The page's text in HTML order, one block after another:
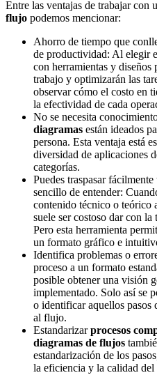
Entre las ventajas de trabajar con
flujo podemos mencionar:
Ahorro de tiempo que
de productividad: Al elegir
con herramientas y diseños
trabajo y optimizarán las
observar cómo el costo en
la efectividad de cada
No se necesita
diagramas están ideados
persona. Esta ventaja está
diversidad de aplicaciones
categorías.
Puedes traspasar
sencillo de entender:
contenido técnico o teórico
suele ser costoso dar con
Pero esta herramienta
un formato gráfico e
Identifica problemas o
proceso a un formato
posible obtener una visión
implementado. Solo así se
o identificar aquellos pasos
al flujo.
Estandarizarprocesos
diagramas de flujos
estandarización de los
la eficiencia y la calidad del